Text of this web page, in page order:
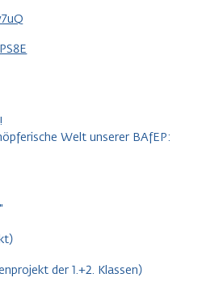
Welt unserer BAfEP:
der 1.+2. Klassen)